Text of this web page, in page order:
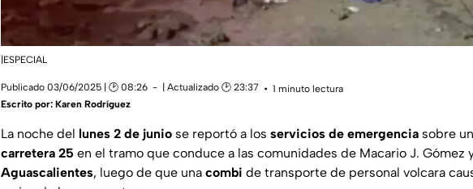
|ESPECIAL
Publicado 03/06/2025 | 🕑 08:26 | Actualizado 🕑 23:37
1 minuto lectura
Escrito por: Karen Rodríguez
La noche del lunes 2 de junio se reportó a los servicios de emergencia sobre un
carretera 25 en el tramo que conduce a las comunidades de Macario J. Gómez
Aguascalientes, luego de que una combi de transporte de personal volcara